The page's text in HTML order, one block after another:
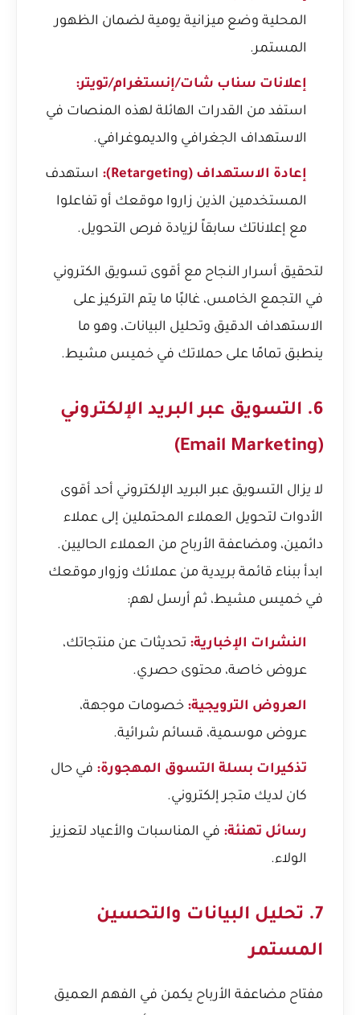
المحلية وضع ميزانية يومية لضمان الظهور
المستمر.
إعلانات سناب شات/إنستغرام/تويتر:
استفد من القدرات الهائلة لهذه المنصات في
الاستهداف الجغرافي والديموغرافي.
إعادة الاستهداف (Retargeting):
استهدف
المستخدمين الذين زاروا موقعك أو تفاعلوا
مع إعلاناتك سابقاً لزيادة فرص التحويل.
لتحقيق أسرار النجاح مع أقوى تسويق الكتروني
في التجمع الخامس، غالبًا ما يتم التركيز على
الاستهداف الدقيق وتحليل البيانات، وهو ما
ينطبق تمامًا على حملاتك في خميس مشيط.
6. التسويق عبر البريد الإلكتروني
(Email Marketing)
لا يزال التسويق عبر البريد الإلكتروني أحد أقوى
الأدوات لتحويل العملاء المحتملين إلى عملاء
دائمين، ومضاعفة الأرباح من العملاء الحاليين.
ابدأ ببناء قائمة بريدية من عملائك وزوار موقعك
في خميس مشيط، ثم أرسل لهم:
النشرات الإخبارية: تحديثات عن منتجاتك،
عروض خاصة، محتوى حصري.
العروض الترويجية: خصومات موجهة،
عروض موسمية، قسائم شرائية.
تذكيرات بسلة التسوق المهجورة: في حال
كان لديك متجر إلكتروني.
رسائل تهنئة: في المناسبات والأعياد لتعزيز
الولاء.
7. تحليل البيانات والتحسين
المستمر
مفتاح مضاعفة الأرباح يكمن في الفهم العميق